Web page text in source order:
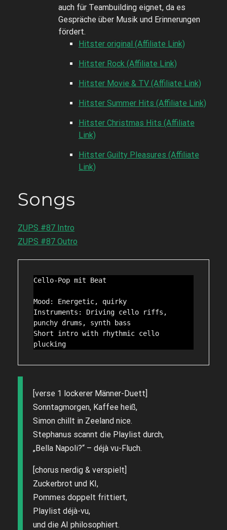
auch für Teambuilding eignet, da es
Gespräche über Musik und Erinnerungen
fördert.
Hitster original (Affiliate Link)
Hitster Rock (Affiliate Link)
Hitster Movie & TV (Affiliate Link)
Hitster Summer Hits (Affiliate Link)
Hitster Christmas Hits (Affiliate
Link)
Hitster Guilty Pleasures (Affiliate
Link)
Songs
ZUPS #87 Intro
ZUPS #87 Outro
Cello-Pop mit Beat
Mood: Energetic, quirky
Instruments: Driving cello riffs,
punchy drums, synth bass
Short intro with rhythmic cello
plucking
[verse 1 lockerer Männer-Duett]
Sonntagmorgen, Kaffee heiß,
Simon chillt in Zeeland nice.
Stephanus scannt die Playlist durch,
„Bella Napoli?“ – déjà vu-Fluch.
[chorus nerdig & verspielt]
Zuckerbrot und KI,
Pommes doppelt frittiert,
Playlist déjà-vu,
und die AI philosophiert.